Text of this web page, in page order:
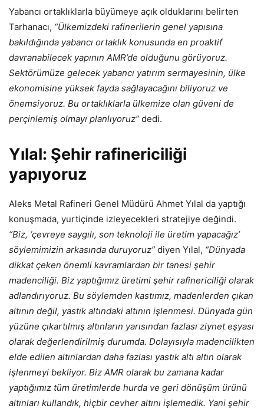
Yabancı ortaklıklarla büyümeye açık olduklarını belirten
Tarhanacı, “Ülkemizdeki rafinerilerin genel yapısına
bakıldığında yabancı ortaklık konusunda en proaktif
davranabilecek yapının AMR’de olduğunu görüyoruz.
Sektörümüze gelecek yabancı yatırım sermayesinin, ülke
ekonomisine yüksek fayda sağlayacağını biliyoruz ve
önemsiyoruz. Bu ortaklıklarla ülkemize olan güveni de
perçinlemiş olmayı planlıyoruz” dedi.
Yılal: Şehir rafinericiliği
yapıyoruz
Aleks Metal Rafineri Genel Müdürü Ahmet Yılal da yaptığı
konuşmada, yurtiçinde izleyecekleri stratejiye değindi.
“Biz, ‘çevreye saygılı, son teknoloji ile üretim yapacağız’
söylemimizin arkasında duruyoruz” diyen Yılal, “Dünyada
dikkat çeken önemli kavramlardan bir tanesi şehir
madenciliği. Biz yaptığımız üretimi şehir rafinericiliği olarak
adlandırıyoruz. Bu söylemden kastımız, madenlerden çıkan
altının değil, yastık altındaki altının işlenmesi. Dünyada gün
yüzüne çıkartılmış altınların yarısından fazlası ziynet eşyası
olarak değerlendirilmiş durumda. Dolayısıyla madencilikten
elde edilen altınlardan daha fazlası yastık altı altın olarak
işlenmeyi bekliyor. Biz AMR olarak bu zamana kadar
yaptığımız tüm üretimlerde hurda ve geri dönüşüm ürünü
altınları kullandık, hiçbir cevher altını işlemedik. Yani şehir